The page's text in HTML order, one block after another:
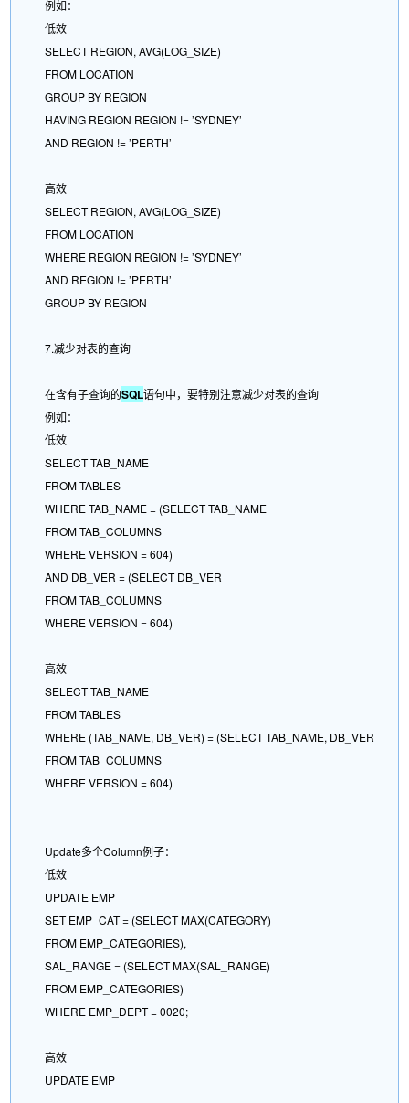
例如：
低效
SELECT REGION, AVG(LOG_SIZE)
FROM LOCATION
GROUP BY REGION
HAVING REGION REGION != ’SYDNEY’
AND REGION != ’PERTH’
高效
SELECT REGION, AVG(LOG_SIZE)
FROM LOCATION
WHERE REGION REGION != ’SYDNEY’
AND REGION != ’PERTH’
GROUP BY REGION
7.减少对表的查询
在含有子查询的SQL语句中，要特别注意减少对表的查询
例如：
低效
SELECT TAB_NAME
FROM TABLES
WHERE TAB_NAME = (SELECT TAB_NAME
FROM TAB_COLUMNS
WHERE VERSION = 604)
AND DB_VER = (SELECT DB_VER
FROM TAB_COLUMNS
WHERE VERSION = 604)
高效
SELECT TAB_NAME
FROM TABLES
WHERE (TAB_NAME, DB_VER) = (SELECT TAB_NAME, DB_VER
FROM TAB_COLUMNS
WHERE VERSION = 604)
Update多个Column例子：
低效
UPDATE EMP
SET EMP_CAT = (SELECT MAX(CATEGORY)
FROM EMP_CATEGORIES),
SAL_RANGE = (SELECT MAX(SAL_RANGE)
FROM EMP_CATEGORIES)
WHERE EMP_DEPT = 0020;
高效
UPDATE EMP